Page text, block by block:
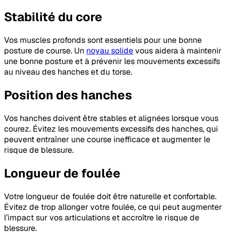
Stabilité du core
Vos muscles profonds sont essentiels pour une bonne
posture de course. Un noyau solidevous aidera à maintenir
une bonne posture et à prévenir les mouvements excessifs
au niveau des hanches et du torse.
Position des hanches
Vos hanches doivent être stables et alignées lorsque vous
courez. Évitez les mouvements excessifs des hanches, qui
peuvent entraîner une course inefficace et augmenter le
risque de blessure.
Longueur de foulée
Votre longueur de foulée doit être naturelle et confortable.
Évitez de trop allonger votre foulée, ce qui peut augmenter
l’impact sur vos articulations et accroître le risque de
blessure.